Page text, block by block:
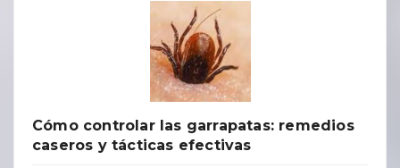
Cómo controlar las garrapatas: remedios
caseros y tácticas efectivas